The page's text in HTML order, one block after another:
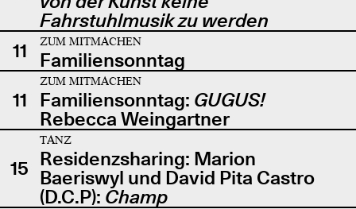
Fahrstuhlmusik zu werden
11
ZUM MITMACHEN
Familiensonntag
11
ZUM MITMACHEN
Familiensonntag: GUGUS!
Rebecca Weingartner
15
TANZ
Residenzsharing: Marion
Baeriswyl und David Pita Castro
(D.C.P): Champ